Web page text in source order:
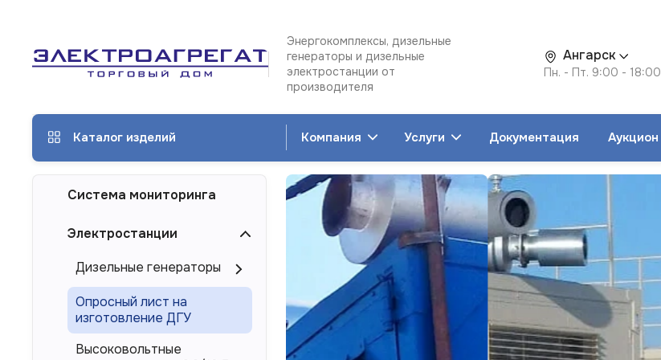
Энергокомплексы, дизельные
генераторы и дизельные
электростанции от
производителя
Ангарск
Пн. - Пт. 9:00 - 18:00
Каталог изделий Компания Услуги Документация Аукцион
Система мониторинга
Электростанции
Дизельные генераторы
Опросный лист на
изготовление ДГУ
Высоковольтные
Дизельные
генераторы
электростанции
ЭТРО
в
Ангарске
от
Контейнерные
электростанции
ЭТРО